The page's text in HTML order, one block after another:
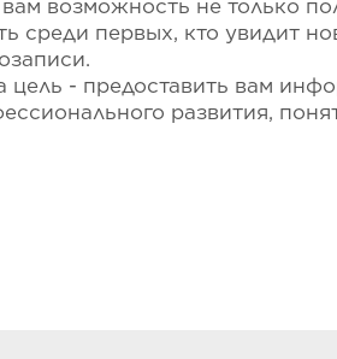
возможность не только
среди первых, кто увидит
цель - предоставить вам
развития,